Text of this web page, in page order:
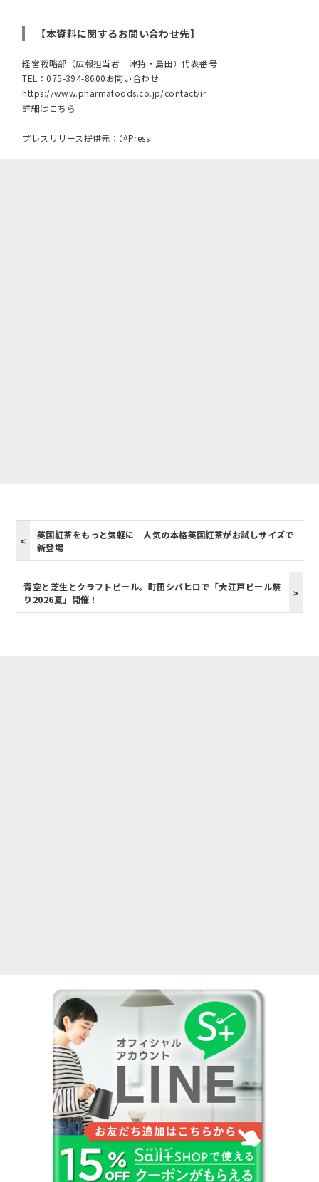
【本資料に関するお問い合わせ先】
経営戦略部（広報担当者 津持・島田）代表番号
TEL：075-394-8600お問い合わせ
https://www.pharmafoods.co.jp/contact/ir
詳細はこちら
プレスリリース提供元：＠Press
英国紅茶をもっと気軽に 人気の本格英国紅茶がお試しサイズで
新登場
青空と芝生とクラフトビール。町田シバヒロで「大江戸ビール祭
り2026夏」開催！